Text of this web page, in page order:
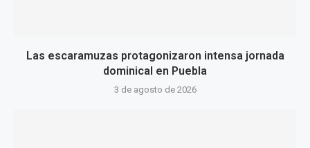
Las escaramuzas protagonizaron intensa jornada
dominical en Puebla
3 de agosto de 2026